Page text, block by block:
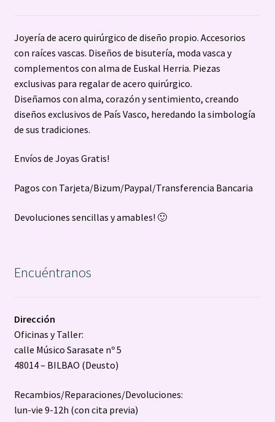
Joyería de acero quirúrgico de diseño propio. Accesorios
con raíces vascas. Diseños de bisutería, moda vasca y
complementos con alma de Euskal Herria. Piezas
exclusivas para regalar de acero quirúrgico.
Diseñamos con alma, corazón y sentimiento, creando
diseños exclusivos de País Vasco, heredando la simbología
de sus tradiciones.
Envíos de Joyas Gratis!
Pagos con Tarjeta/Bizum/Paypal/Transferencia Bancaria
Devoluciones sencillas y amables! 🙂
Encuéntranos
Dirección
Oficinas y Taller:
calle Músico Sarasate nº 5
48014 – BILBAO (Deusto)
Recambios/Reparaciones/Devoluciones:
lun-vie 9-12h (con cita previa)